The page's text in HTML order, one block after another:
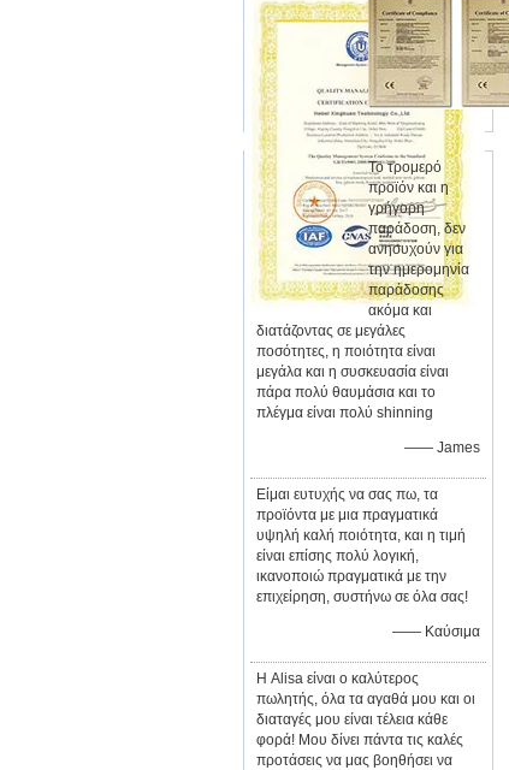
Το τρομερό
προϊόν και η
γρήγορη
παράδοση, δεν
ανησυχούν για
την ημερομηνία
παράδοσης
ακόμα και
διατάζοντας σε μεγάλες
ποσότητες, η ποιότητα είναι
μεγάλα και η συσκευασία είναι
πάρα πολύ θαυμάσια και το
πλέγμα είναι πολύ shinning
—— James
Είμαι ευτυχής να σας πω, τα
προϊόντα με μια πραγματικά
υψηλή καλή ποιότητα, και η τιμή
είναι επίσης πολύ λογική,
ικανοποιώ πραγματικά με την
επιχείρηση, συστήνω σε όλα σας!
—— Καύσιμα
Η Alisa είναι ο καλύτερος
πωλητής, όλα τα αγαθά μου και οι
διαταγές μου είναι τέλεια κάθε
φορά! Μου δίνει πάντα τις καλές
προτάσεις να μας βοηθήσει να